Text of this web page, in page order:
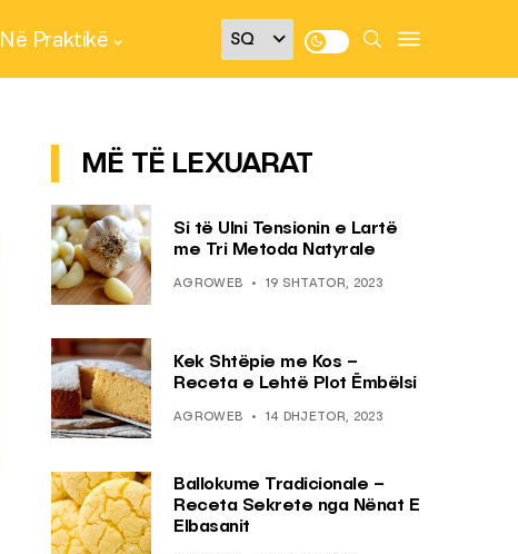
Në Praktikë
MË TË LEXUARAT
Si të Ulni Tensionin e Lartë
me Tri Metoda Natyrale
AGROWEB 19 SHTATOR, 2023
Kek Shtëpie me Kos –
Receta e Lehtë Plot Ëmbëlsi
AGROWEB 14 DHJETOR, 2023
Ballokume Tradicionale –
Receta Sekrete nga Nënat E
Elbasanit